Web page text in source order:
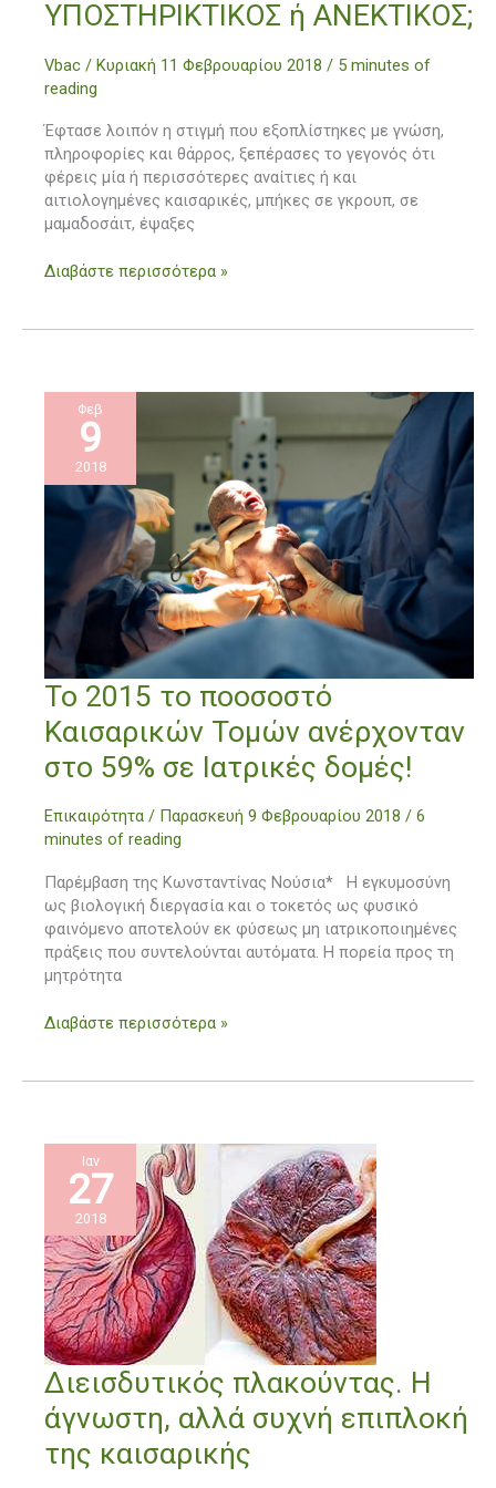
ΥΠΟΣΤΗΡΙΚΤΙΚΟΣ ή ΑΝΕΚΤΙΚΟΣ;
Vbac / Κυριακή 11 Φεβρουαρίου 2018 / 5 minutes of
reading
Έφτασε λοιπόν η στιγμή που εξοπλίστηκες με γνώση,
πληροφορίες και θάρρος, ξεπέρασες το γεγονός ότι
φέρεις μία ή περισσότερες αναίτιες ή και
αιτιολογημένες καισαρικές, μπήκες σε γκρουπ, σε
μαμαδοσάιτ, έψαξες
ΥΠΟΣΤΗΡΙΚΤΙΚΟΣ
ΑΝΕΚΤΙΚΟΣ;
Διαβάστε περισσότερα »
Φεβ
9
2018
Το 2015 το ποοσοστό
Καισαρικών Τομών ανέρχονταν
στο 59% σε Ιατρικές δομές!
Επικαιρότητα / Παρασκευή 9 Φεβρουαρίου 2018 / 6
minutes of reading
Παρέμβαση της Κωνσταντίνας Νούσια* Η εγκυμοσύνη
ως βιολογική διεργασία και ο τοκετός ως φυσικό
φαινόμενο αποτελούν εκ φύσεως μη ιατρικοποιημένες
πράξεις που συντελούνται αυτόματα. Η πορεία προς τη
μητρότητα
Το
2015
το
ποοσοστό
Καισαρικών
Τομών
ανέρχονταν
στο
59%
σε
Ιατρικές
δομές!
Διαβάστε περισσότερα »
Ιαν
27
2018
Διεισδυτικός πλακούντας. Η
άγνωστη, αλλά συχνή επιπλοκή
της καισαρικής
Διεισδυτικός
πλακούντας.
Η
άγνωστη,
αλλά